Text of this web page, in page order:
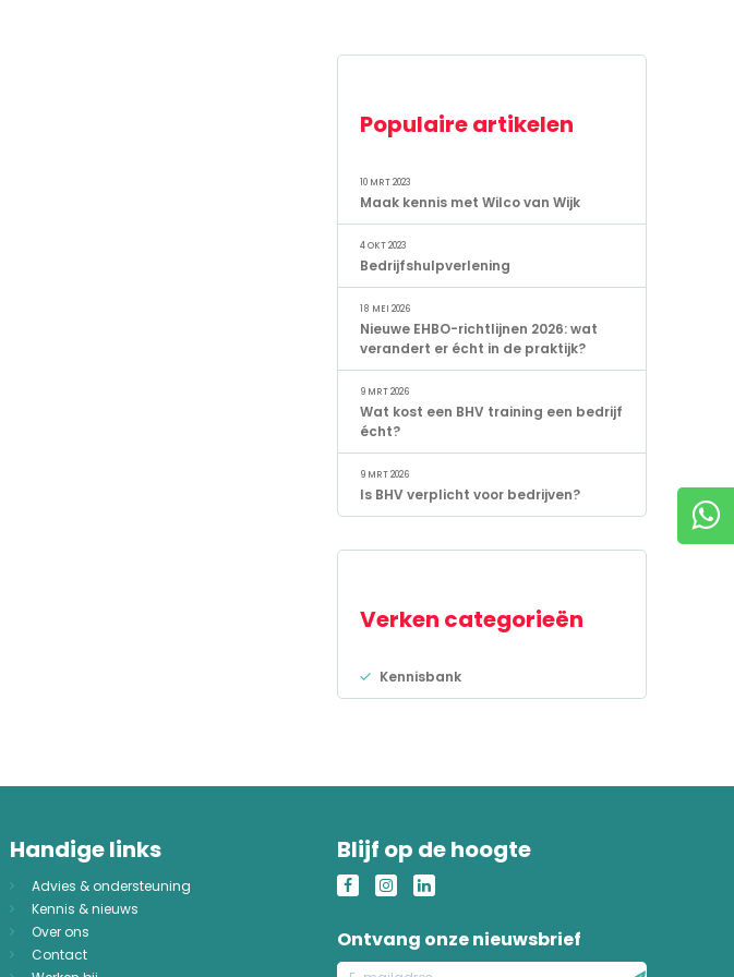
Populaire artikelen
Maak kennis met Wilco van Wijk
10 MRT 2023
Bedrijfshulpverlening
4 OKT 2023
Nieuwe EHBO-richtlijnen 2026: wat
verandert er écht in de praktijk?
18 MEI 2026
Wat kost een BHV training een bedrijf
écht?
9 MRT 2026
Is BHV verplicht voor bedrijven?
9 MRT 2026
Verken categorieën
Kennisbank
Handige links
Advies & ondersteuning
Kennis & nieuws
Over ons
Contact
Blijf op de hoogte
Ontvang onze nieuwsbrief